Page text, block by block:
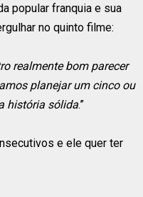
popular franquia e sua
no quinto filme:
realmente bom parecer
planejar um cinco ou
história sólida.”
e ele quer ter